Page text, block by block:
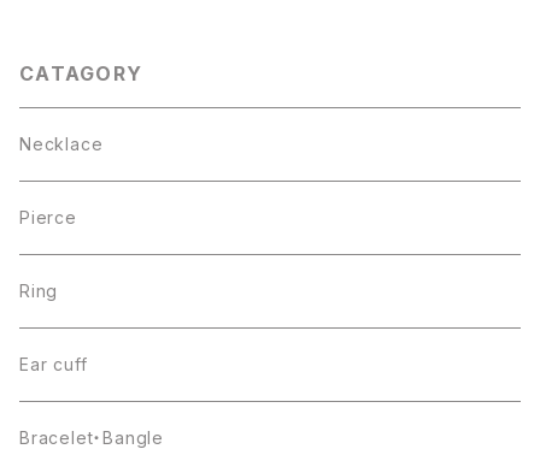
CATAGORY
Necklace
Pierce
Ring
Ear cuff
Bracelet・Bangle